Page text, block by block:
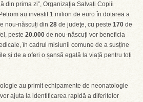
din prima zi”, Organizaţia Salvați Copiii
au investit 1 milion de euro în dotarea a
nou-născuți din 28 de judeţe, cu peste 170 de
peste 20.000 de nou-născuți vor beneficia
în cadrul misiunii comune de a susține
și de a oferi o șansă egală la viață pentru toți
au primit echipamente de neonatologie
ajuta la identificarea rapidă a diferitelor